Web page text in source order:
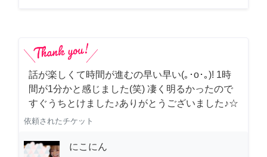
話が楽しくて時間が進むの早い早い(｡･о･｡)! 1時
間が1分かと感じました(笑) 凄く明るかったので
すぐうちとけました♪ありがとうございました♪☆
依頼されたチケット
にこにん